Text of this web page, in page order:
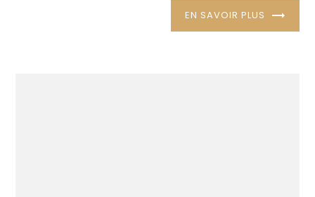
EN SAVOIR PLUS